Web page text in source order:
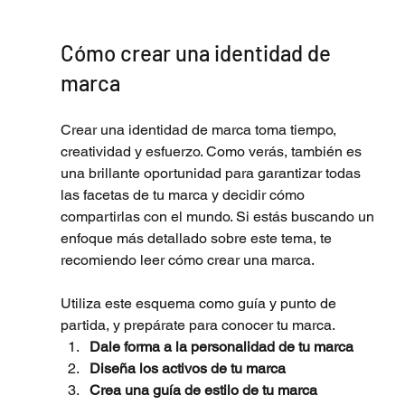
Cómo crear una identidad de
marca
Crear una identidad de marca toma tiempo,
creatividad y esfuerzo. Como verás, también es
una brillante oportunidad para garantizar todas
las facetas de tu marca y decidir cómo
compartirlas con el mundo. Si estás buscando un
enfoque más detallado sobre este tema, te
recomiendo leer cómo crear una marca.
Utiliza este esquema como guía y punto de
partida, y prepárate para conocer tu marca.
Dale forma a la personalidad de tu marca
Diseña los activos de tu marca
Crea una guía de estilo de tu marca